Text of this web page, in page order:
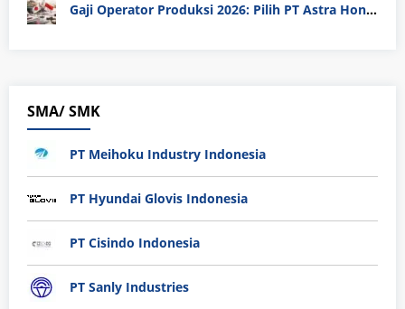
Gaji Operator Produksi 2026: Pilih PT Astra Honda Motor (AHM) atau Manufaktur di Jepang?
SMA/ SMK
PT Meihoku Industry Indonesia
PT Hyundai Glovis Indonesia
PT Cisindo Indonesia
PT Sanly Industries